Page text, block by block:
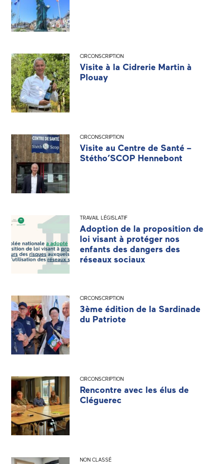
CIRCONSCRIPTION
Visite à la Cidrerie Martin à
Plouay
CIRCONSCRIPTION
Visite au Centre de Santé –
Stétho’SCOP Hennebont
TRAVAIL LÉGISLATIF
Adoption de la proposition de
loi visant à protéger nos
enfants des dangers des
réseaux sociaux
CIRCONSCRIPTION
3ème édition de la Sardinade
du Patriote
CIRCONSCRIPTION
Rencontre avec les élus de
Cléguerec
NON CLASSÉ